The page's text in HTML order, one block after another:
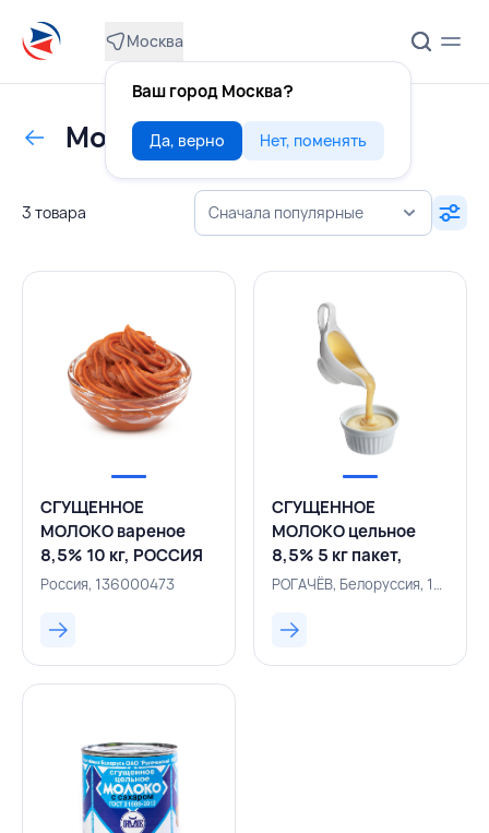
Москва
Ваш город Москва?
Да, верно Нет, поменять
Молоко сгущенное
3 товара Сначала популярные
СГУЩЕННОЕ
МОЛОКО вареное
8,5% 10 кг, РОССИЯ
Россия, 136000473
СГУЩЕННОЕ
МОЛОКО цельное
8,5% 5 кг пакет,
РОГАЧЕВ, БЕЛАРУСЬРОГАЧЁВ, Белоруссия, 136000471